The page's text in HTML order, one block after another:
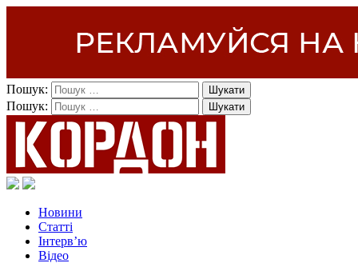
Пошук:
Пошук:
Новини
Статті
Інтерв’ю
Відео